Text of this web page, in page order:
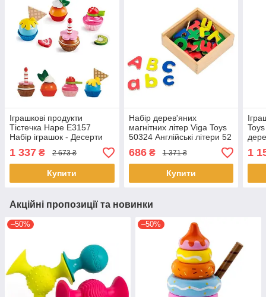
Іграшкові продукти
Тістечка Hape E3157
Набір іграшок - Десерти
1 337 ₴ 2 673 ₴
Купити
Набір дерев'яних
магнітних літер Viga Toys
50324 Англійські літери 52
шт
686₴ 1 371 ₴
Купити
1
Акційні пропозиції та новинки
–50% –50%